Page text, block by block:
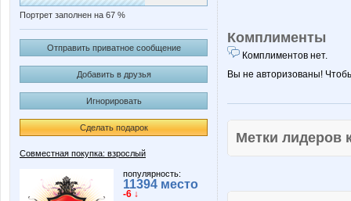
Портрет заполнен на 67 %
Отправить приватное сообщение
Добавить в друзья
Игнорировать
Сделать подарок
Совместная покупка: взрослый
популярность:
11394 место
-6 ↓
Комплименты
Комплиментов нет.
Вы не авторизованы!
Метки